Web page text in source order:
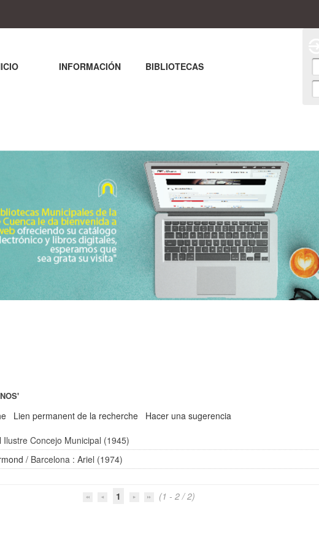
Lien permanent de la recherche
Hacer una sugerencia
Concejo Municipal (1945)
/ Barcelona : Ariel (1974)
1 (1 - 2 / 2)
INFORMACIÓN BIBLIOTECAS